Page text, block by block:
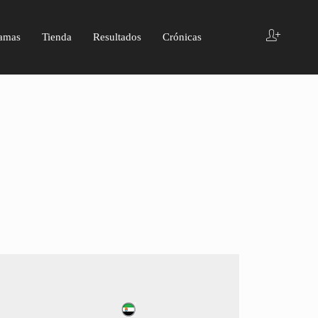
Tienda Resultados Crónicas